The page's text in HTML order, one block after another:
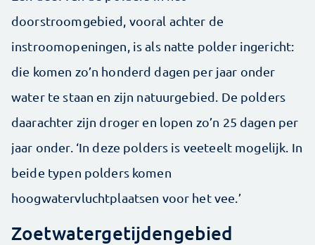
doorstroomgebied, vooral achter de
instroomopeningen, is als natte polder ingericht:
die komen zo’n honderd dagen per jaar onder
water te staan en zijn natuurgebied. De polders
daarachter zijn droger en lopen zo’n 25 dagen per
jaar onder. ‘In deze polders is veeteelt mogelijk. In
beide typen polders komen
hoogwatervluchtplaatsen voor het vee.’
Zoetwatergetijdengebied